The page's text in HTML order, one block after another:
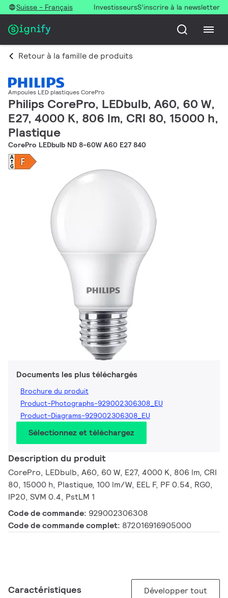
Suisse - Français InvestisseursS’inscrire à la newsletter
Retour à la famille de produits
Ampoules LED plastiques CorePro
Philips CorePro, LEDbulb, A60, 60 W,
E27, 4000 K, 806 lm, CRI 80, 15000 h,
Plastique
CorePro LEDbulb ND 8-60W A60 E27 840
Documents les plus téléchargés
Brochure du produit
Product-Photographs-929002306308_EU
Product-Diagrams-929002306308_EU
Sélectionnez et téléchargez
Description du produit
CorePro, LEDbulb, A60, 60 W, E27, 4000 K, 806 lm, CRI
80, 15000 h, Plastique, 100 lm/W, EEL F, PF 0.54, RG0,
IP20, SVM 0.4, PstLM 1
Code de commande: 929002306308
Code de commande complet: 872016916905000
Caractéristiques Développer tout